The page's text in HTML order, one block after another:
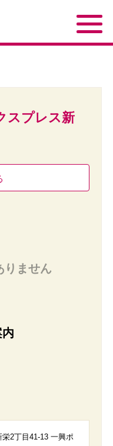
スプレス新
りません
2丁目41-13 一興ポ